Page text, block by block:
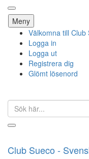
Meny Hoppa
till
innehåll
Välkomna till Club
Logga in
Logga ut
Registrera dig
Glömt lösenord
Sök
efter:
Club Sueco -